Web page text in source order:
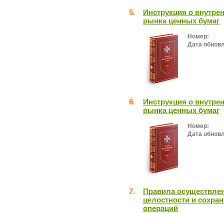
5.
Инструкция о
рынка ценных бумаг
Номер:
Дата
6.
Инструкция о
рынка ценных бумаг
Номер:
Дата
7.
Правила
целостности и
операций